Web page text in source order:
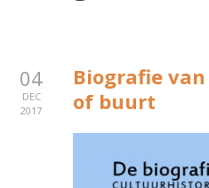
04
DEC
2017
Biografie
of buurt